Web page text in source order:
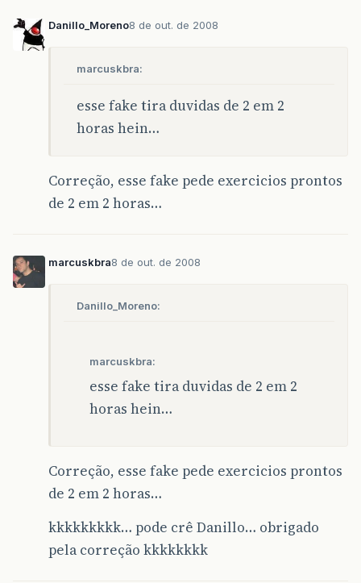
Danillo_Moreno8 de out. de 2008
marcuskbra:
esse fake tira duvidas de 2 em 2
horas hein…
Correção, esse fake pede exercicios prontos
de 2 em 2 horas…
marcuskbra8 de out. de 2008
Danillo_Moreno:
marcuskbra:
esse fake tira duvidas de 2 em 2
horas hein…
Correção, esse fake pede exercicios prontos
de 2 em 2 horas…
kkkkkkkkk… pode crê Danillo… obrigado
pela correção kkkkkkkk